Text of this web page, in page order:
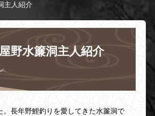
主人紹介
野水簾洞主人紹介
。長年野鯉釣りを愛してきた水簾洞で